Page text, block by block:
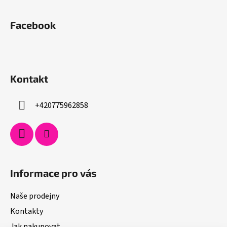
Facebook
Kontakt
+420775962858
Informace pro vás
Naše prodejny
Kontakty